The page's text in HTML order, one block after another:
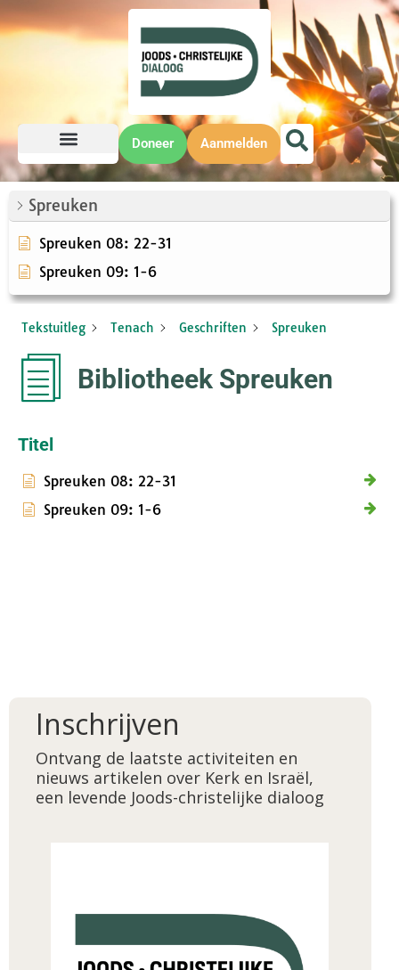
Doneer Aanmelden
Spreuken
Spreuken 08: 22-31
Spreuken 09: 1-6
Tekstuitleg Tenach Geschriften Spreuken
Bibliotheek Spreuken
Titel
Spreuken 08: 22-31
Spreuken 09: 1-6
Inschrijven
Ontvang de laatste activiteiten en
nieuws artikelen over Kerk en Israël,
een levende Joods-christelijke dialoog